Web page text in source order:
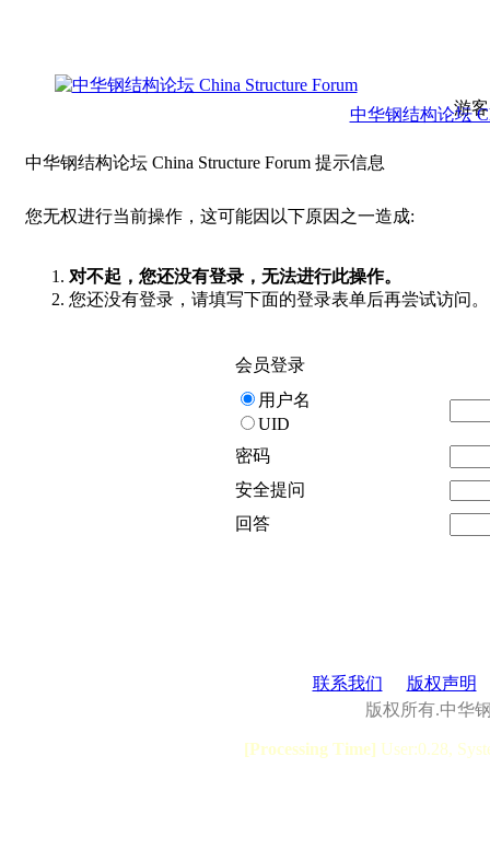
游
中华钢结构论坛
中华钢结构论坛 China Structure Forum 提示信息
您无权进行当前操作，这可能因以下原因之一造成:
对不起，您还没有登录，无法进行此操作。
您还没有登录，请填写下面的登录表单后再尝试访问。
会员登录
用户名
UID
密码
安全提问
回答
联系我们
版权声明
版权所有.中华
[Processing Time] User:0.28,